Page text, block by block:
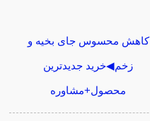
کاهش محسوس جای بخیه و
زخم◀خرید جدیدترین
محصول+مشاوره